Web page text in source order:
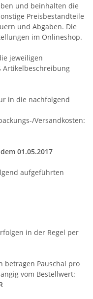
und beinhalten die
Preisbestandteile
und Abgaben. Die
im Onlineshop.
jeweiligen
Artikelbeschreibung
in die nachfolgend
Versandkosten:
01.05.2017
aufgeführten
in der Regel per
betragen Pauschal pro
vom Bestellwert: